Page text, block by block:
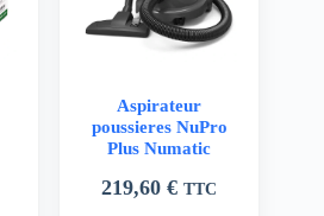
Aspirateur
poussieres NuPro
Plus Numatic
219,60€ TTC